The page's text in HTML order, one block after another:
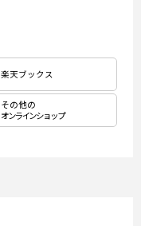
楽天ブックス
その他の
オンラインショップ